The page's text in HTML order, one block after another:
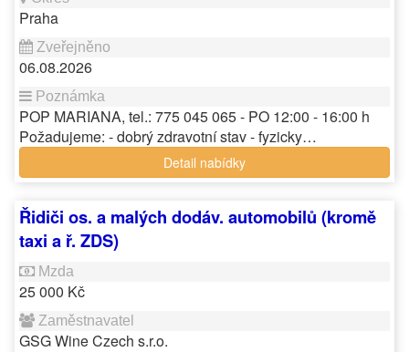
Praha
06.08.2026
POP MARIANA, tel.: 775 045 065 - PO 12:00 - 16:00 h
Požadujeme: - dobrý zdravotní stav - fyzicky…
Detail nabídky
Řidiči os. a malých dodáv. automobilů (kromě
taxi a ř. ZDS)
25 000 Kč
GSG Wine Czech s.r.o.